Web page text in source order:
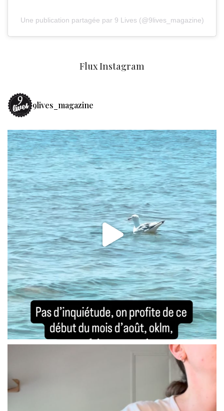
Une publication partagée par 9 Lives (@9lives_magazine)
Flux Instagram
9lives_magazine